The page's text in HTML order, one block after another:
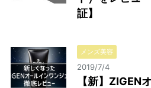
証】
メンズ美容
2019/7/4
【新】ZIGEN